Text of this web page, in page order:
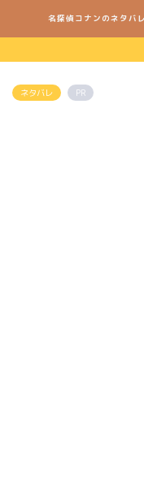
名探偵コナンのネタバ
ネタバレ PR